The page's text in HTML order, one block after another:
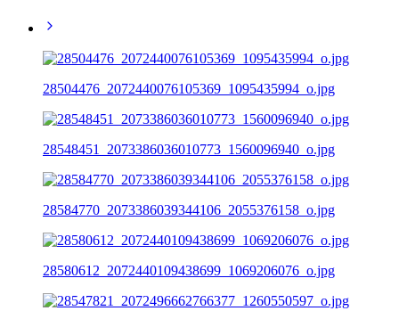
28504476_2072440076105369_1095435994_o.jpg
28548451_2073386036010773_1560096940_o.jpg
28584770_2073386039344106_2055376158_o.jpg
28580612_2072440109438699_1069206076_o.jpg